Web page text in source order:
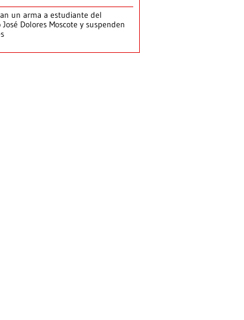
un arma a estudiante del
Dolores Moscote y suspenden